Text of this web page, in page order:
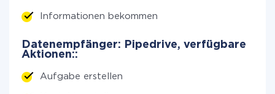
Informationen bekommen
Datenempfänger: Pipedrive, verfügbare
Aktionen::
Aufgabe erstellen